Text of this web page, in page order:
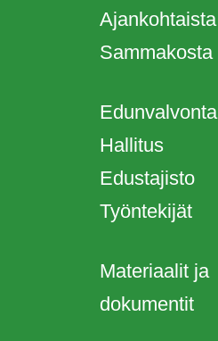
Ajankohtaista
Sammakosta
Edunvalvonta
Hallitus
Edustajisto
Työntekijät
Materiaalit ja
dokumentit